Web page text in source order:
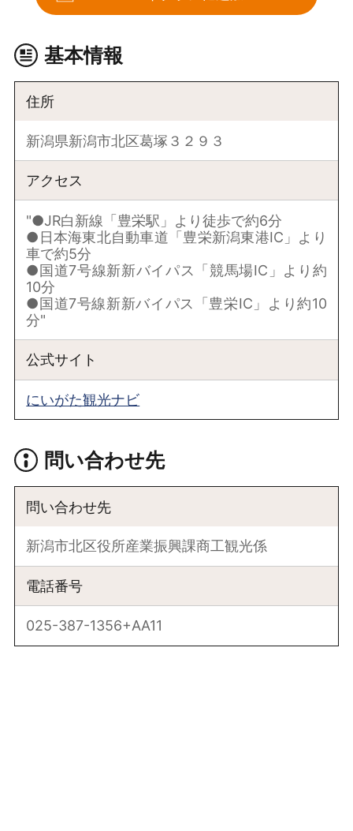
基本情報
住所
新潟県新潟市北区葛塚３２９３
アクセス
"●JR白新線「豊栄駅」より徒歩で約6分
●日本海東北自動車道「豊栄新潟東港IC」より
車で約5分
●国道7号線新新バイパス「競馬場IC」より約
10分
●国道7号線新新バイパス「豊栄IC」より約10
分"
公式サイト
にいがた観光ナビ
問い合わせ先
問い合わせ先
新潟市北区役所産業振興課商工観光係
電話番号
025-387-1356+AA11